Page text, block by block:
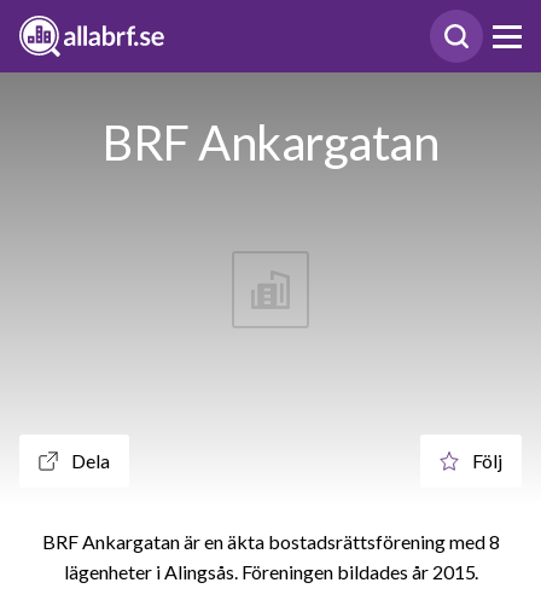
BRF Ankargatan
Dela Följ
BRF Ankargatan är en äkta bostadsrättsförening med 8
lägenheter i Alingsås. Föreningen bildades år 2015